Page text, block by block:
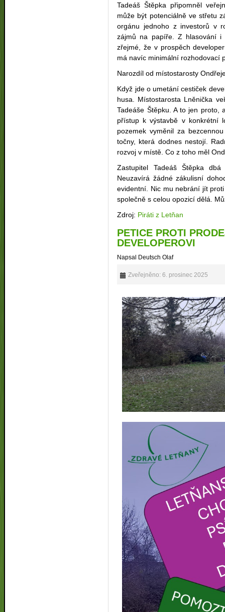
Tadeáš Štěpka připomněl
může být potenciálně ve střetu
orgánu jednoho z investorů v
zájmů na papíře. Z hlasování i
zřejmé, že v prospěch
má navíc minimální rozhodovací
Narozdíl od místostarosty
Když jde o umetání cestiček
husa. Místostarosta Lněnička
Tadeáše Štěpku. A to jen proto,
přístup k výstavbě v konkrétní
pozemek vyměnil za
točny, která dodnes nestojí.
rozvoj v místě. Co z toho měl
Zastupitel Tadeáš Štěpka
Neuzavírá žádné zákulisní
evidentní. Nic mu nebrání jít
společně s celou opozicí dělá.
Zdroj: Piráti z Letňan
PETICE PROTI
DEVELOPEROVI
Napsal Deutsch Olaf
Zveřejněno: 6. prosinec 2025